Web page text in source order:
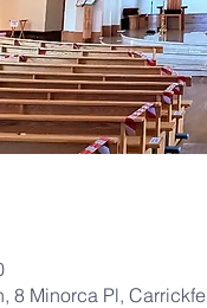
8 Minorca Pl,